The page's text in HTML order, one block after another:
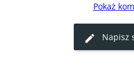
Prawdziwy smak tradycji
Używam do smażenia i
aromat i chrupiącą skórkę.
Pokaż
Napisz